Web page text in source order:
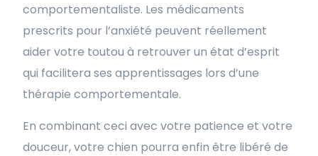
comportementaliste. Les médicaments
prescrits pour l’anxiété peuvent réellement
aider votre toutou à retrouver un état d’esprit
qui facilitera ses apprentissages lors d’une
thérapie comportementale.
En combinant ceci avec votre patience et votre
douceur, votre chien pourra enfin être libéré de